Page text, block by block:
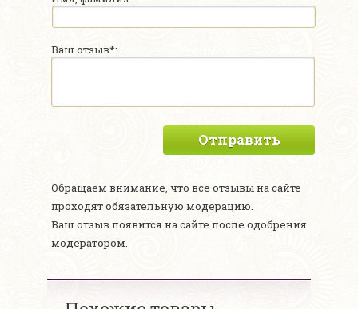
Ваш отзыв*:
Отправить
Обращаем внимание, что все отзывы на сайте
проходят обязательную модерацию.
Ваш отзыв появится на сайте после одобрения
модератором.